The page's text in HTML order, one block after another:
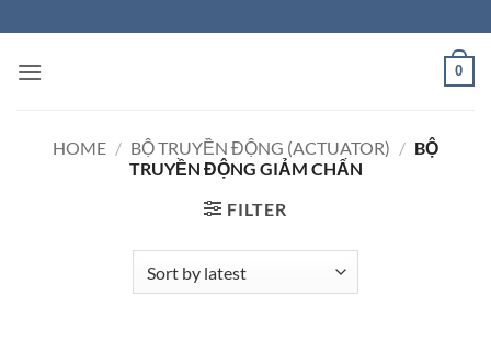
to
content
0
HOME / BỘ TRUYỀN ĐỘNG (ACTUATOR) / BỘ
TRUYỀN ĐỘNG GIẢM CHẤN
FILTER